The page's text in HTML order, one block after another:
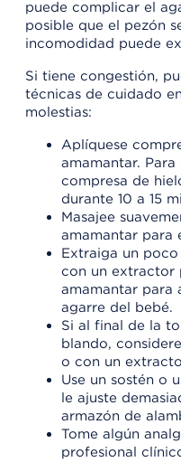
puede complicar el
posible que el pezón
incomodidad puede
Si tiene congestión,
técnicas de cuidado
molestias:
Aplíquese
amamantar.
compresa de
durante 10 a 15
Masajee
amamantar para
Extraiga un
con un extractor
amamantar para
agarre del bebé.
Si al final de la
blando,
o con un
Use un sostén o
le ajuste
armazón de
Tome algún
profesional